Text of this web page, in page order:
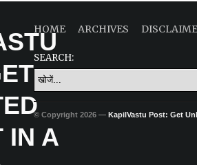
HOME ARCHIVES
SEARCH:
© Copyright 2026 — KapilVastu Post: Get